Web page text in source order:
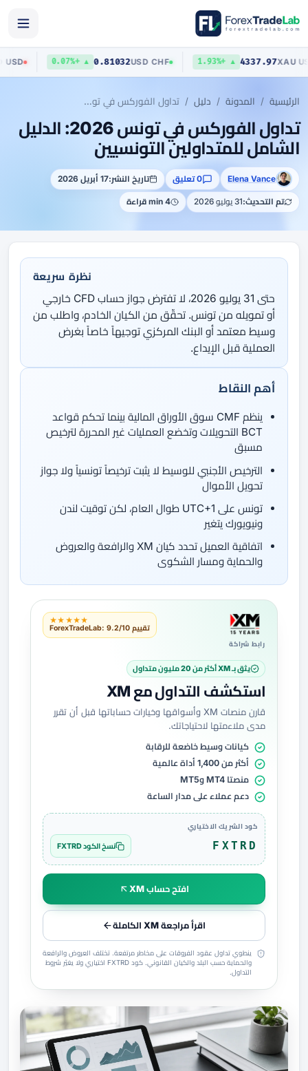
4337.97
▲ +1.93%
USD
0.81032
▲ +0.07%
AUD
الرئيسية المدونة دليل تداول الفوركس في تونس 2026: الدليل الشامل للمتداولين التونسيين
تداول الفوركس في تونس 2026: الدليل
الشامل للمتداولين التونسيين
Elena Vance 0 تعليق تاريخ النشر:17 أبريل 2026
تم التحديث:31 يوليو 2026 4 min قراءة
نظرة سريعة
حتى 31 يوليو 2026، لا تفترض جواز حساب CFD خارجي
أو تمويله من تونس. تحقّق من الكيان الخادم، واطلب من
وسيط معتمد أو البنك المركزي توجيهاً خاصاً بغرض
العملية قبل الإيداع.
أهم النقاط
ينظم CMF سوق الأوراق المالية بينما تحكم قواعد
BCT التحويلات وتخضع العمليات غير المحررة لترخيص
مسبق
الترخيص الأجنبي للوسيط لا يثبت ترخيصاً تونسياً ولا جواز
تحويل الأموال
تونس على UTC+1 طوال العام، لكن توقيت لندن
ونيويورك يتغير
اتفاقية العميل تحدد كيان XM والرافعة والعروض
والحماية ومسار الشكوى
رابط شراكة
★★★★★
تقييم ForexTradeLab: 9.2/10
يثق بـ XM أكثر من 20 مليون متداول
استكشف التداول مع XM
قارن منصات XM وأسواقها وخيارات حساباتها قبل أن تقرر
مدى ملاءمتها لاحتياجاتك.
كيانات وسيط خاضعة للرقابة
أكثر من 1,400 أداة عالمية
منصتا MT4 وMT5
دعم عملاء على مدار الساعة
كود الشريك الاختياري
FXTRD نسخ الكود FXTRD
افتح حساب XM
اقرأ مراجعة XM الكاملة
ينطوي تداول عقود الفروقات على مخاطر مرتفعة. تختلف العروض والرافعة
والحماية حسب البلد والكيان القانوني. كود FXTRD اختياري ولا يغيّر شروط
التداول.